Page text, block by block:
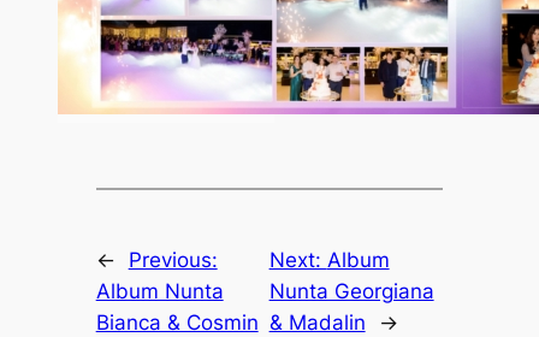
←
Previous:
Album Nunta
Bianca & Cosmin
Next: Album
Nunta Georgiana
& Madalin
→